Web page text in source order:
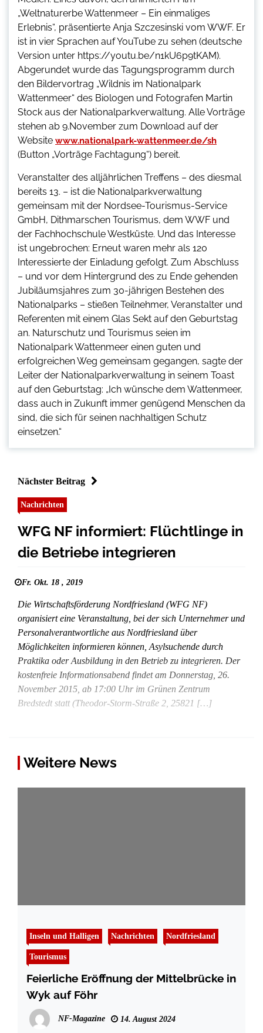
„Weltnaturerbe Wattenmeer – Ein einmaliges
Erlebnis“, präsentierte Anja Szczesinski vom WWF. Er
ist in vier Sprachen auf YouTube zu sehen (deutsche
Version unter https://youtu.be/n1kU6p9tKAM).
Abgerundet wurde das Tagungsprogramm durch
den Bildervortrag „Wildnis im Nationalpark
Wattenmeer“ des Biologen und Fotografen Martin
Stock aus der Nationalparkverwaltung. Alle Vorträge
stehen ab 9.November zum Download auf der
Website www.nationalpark-wattenmeer.de/sh
(Button „Vorträge Fachtagung“) bereit.
Veranstalter des alljährlichen Treffens – des diesmal
bereits 13. – ist die Nationalparkverwaltung
gemeinsam mit der Nordsee-Tourismus-Service
GmbH, Dithmarschen Tourismus, dem WWF und
der Fachhochschule Westküste. Und das Interesse
ist ungebrochen: Erneut waren mehr als 120
Interessierte der Einladung gefolgt. Zum Abschluss
– und vor dem Hintergrund des zu Ende gehenden
Jubiläumsjahres zum 30-jährigen Bestehen des
Nationalparks – stießen Teilnehmer, Veranstalter und
Referenten mit einem Glas Sekt auf den Geburtstag
an. Naturschutz und Tourismus seien im
Nationalpark Wattenmeer einen guten und
erfolgreichen Weg gemeinsam gegangen, sagte der
Leiter der Nationalparkverwaltung in seinem Toast
auf den Geburtstag: „Ich wünsche dem Wattenmeer,
dass auch in Zukunft immer genügend Menschen da
sind, die sich für seinen nachhaltigen Schutz
einsetzen.“
Nächster Beitrag
Nachrichten
WFG NF informiert: Flüchtlinge in
die Betriebe integrieren
Fr. Okt. 18 , 2019
Die Wirtschaftsförderung Nordfriesland (WFG NF)
organisiert eine Veranstaltung, bei der sich Unternehmer und
Personalverantwortliche aus Nordfriesland über
Möglichkeiten informieren können, Asylsuchende durch
Praktika oder Ausbildung in den Betrieb zu integrieren. Der
kostenfreie Informationsabend findet am Donnerstag, 26.
November 2015, ab 17:00 Uhr im Grünen Zentrum
Bredstedt statt (Theodor-Storm-Straße 2, 25821 […]
Weitere News
Inseln und Halligen Nachrichten Nordfriesland
Tourismus
Feierliche Eröffnung der Mittelbrücke in
Wyk auf Föhr
NF-Magazine 14. August 2024